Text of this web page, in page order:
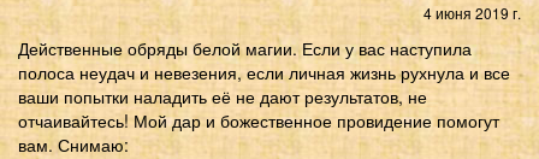
4 июня 2019 г.
Действенные обряды белой магии. Если у вас наступила
полоса неудач и невезения, если личная жизнь рухнула и все
ваши попытки наладить её не дают результатов, не
отчаивайтесь! Мой дар и божественное провидение помогут
вам. Снимаю: